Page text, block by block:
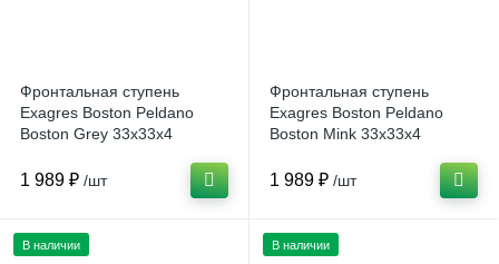
Фронтальная ступень
Exagres Boston Peldano
Boston Grey 33x33x4
1 989 ₽ /шт
Фронтальная ступень
Exagres Boston Peldano
Boston Mink 33x33x4
1 989 ₽ /шт
В наличии В наличии